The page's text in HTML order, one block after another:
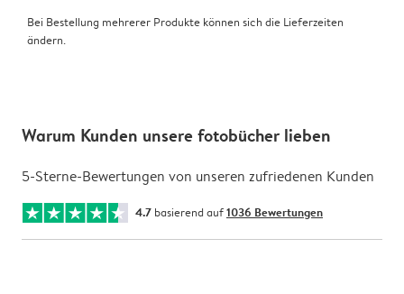
Bei Bestellung mehrerer Produkte können sich die Lieferzeiten
ändern.
Warum Kunden unsere fotobücher lieben
5-Sterne-Bewertungen von unseren zufriedenen Kunden
4.7 basierend auf1036 Bewertungen